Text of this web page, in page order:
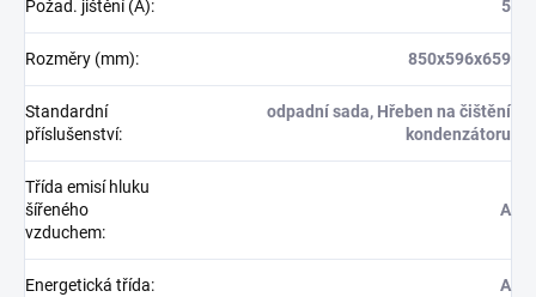
Požad. jištění (A): 5
Rozměry (mm): 850x596x659
Standardní
příslušenství:
odpadní sada, Hřeben na čištění
kondenzátoru
Třída emisí hluku
šířeného
vzduchem:
A
Energetická třída: A